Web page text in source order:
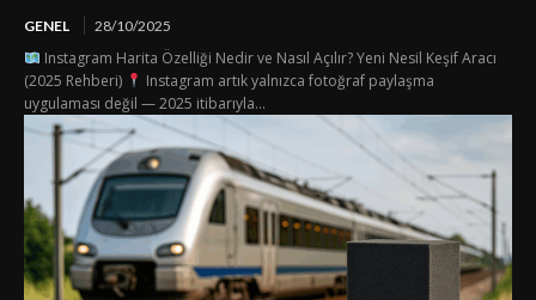
GENEL 28/10/2025
Instagram Harita Özelliği Nedir ve Nasıl Açılır? Yeni Nesil Keşif Aracı
(2025 Rehberi)
Instagram artık yalnızca fotoğraf paylaşma
uygulaması değil — 2025 itibarıyla...